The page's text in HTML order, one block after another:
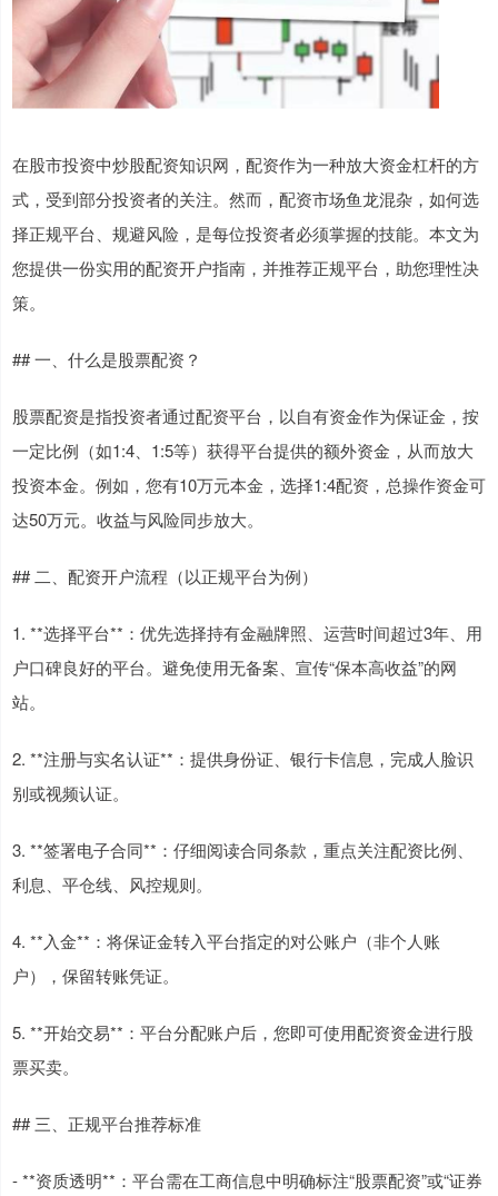
在股市投资中炒股配资知识网，配资作为一种放大资金杠杆的方
式，受到部分投资者的关注。然而，配资市场鱼龙混杂，如何选
择正规平台、规避风险，是每位投资者必须掌握的技能。本文为
您提供一份实用的配资开户指南，并推荐正规平台，助您理性决
策。
## 一、什么是股票配资？
股票配资是指投资者通过配资平台，以自有资金作为保证金，按
一定比例（如1:4、1:5等）获得平台提供的额外资金，从而放大
投资本金。例如，您有10万元本金，选择1:4配资，总操作资金可
达50万元。收益与风险同步放大。
## 二、配资开户流程（以正规平台为例）
1. **选择平台**：优先选择持有金融牌照、运营时间超过3年、用
户口碑良好的平台。避免使用无备案、宣传“保本高收益”的网
站。
2. **注册与实名认证**：提供身份证、银行卡信息，完成人脸识
别或视频认证。
3. **签署电子合同**：仔细阅读合同条款，重点关注配资比例、
利息、平仓线、风控规则。
4. **入金**：将保证金转入平台指定的对公账户（非个人账
户），保留转账凭证。
5. **开始交易**：平台分配账户后，您即可使用配资资金进行股
票买卖。
## 三、正规平台推荐标准
- **资质透明**：平台需在工商信息中明确标注“股票配资”或“证券